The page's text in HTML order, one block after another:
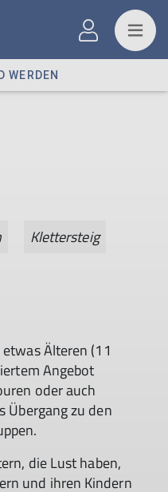
WERDEN
Klettersteig
Älteren (11
Angebot
oder auch
Übergang zu den
die Lust haben,
und ihren Kindern